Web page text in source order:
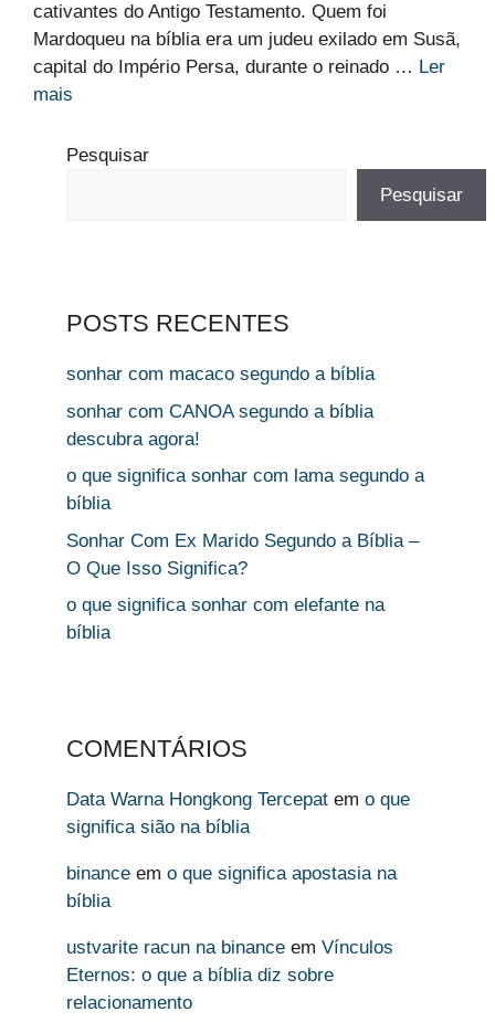
cativantes do Antigo Testamento. Quem foi
Mardoqueu na bíblia era um judeu exilado em Susã,
capital do Império Persa, durante o reinado … Ler
mais
Pesquisar
Pesquisar
POSTS RECENTES
sonhar com macaco segundo a bíblia
sonhar com CANOA segundo a bíblia
descubra agora!
o que significa sonhar com lama segundo a
bíblia
Sonhar Com Ex Marido Segundo a Bíblia –
O Que Isso Significa?
o que significa sonhar com elefante na
bíblia
COMENTÁRIOS
Data Warna Hongkong Tercepat em o que
significa sião na bíblia
binance em o que significa apostasia na
bíblia
ustvarite racun na binance em Vínculos
Eternos: o que a bíblia diz sobre
relacionamento